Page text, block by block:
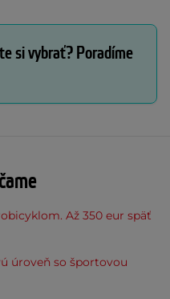
si vybrať? Poradíme
Až 350 eur späť
úroveň so športovou